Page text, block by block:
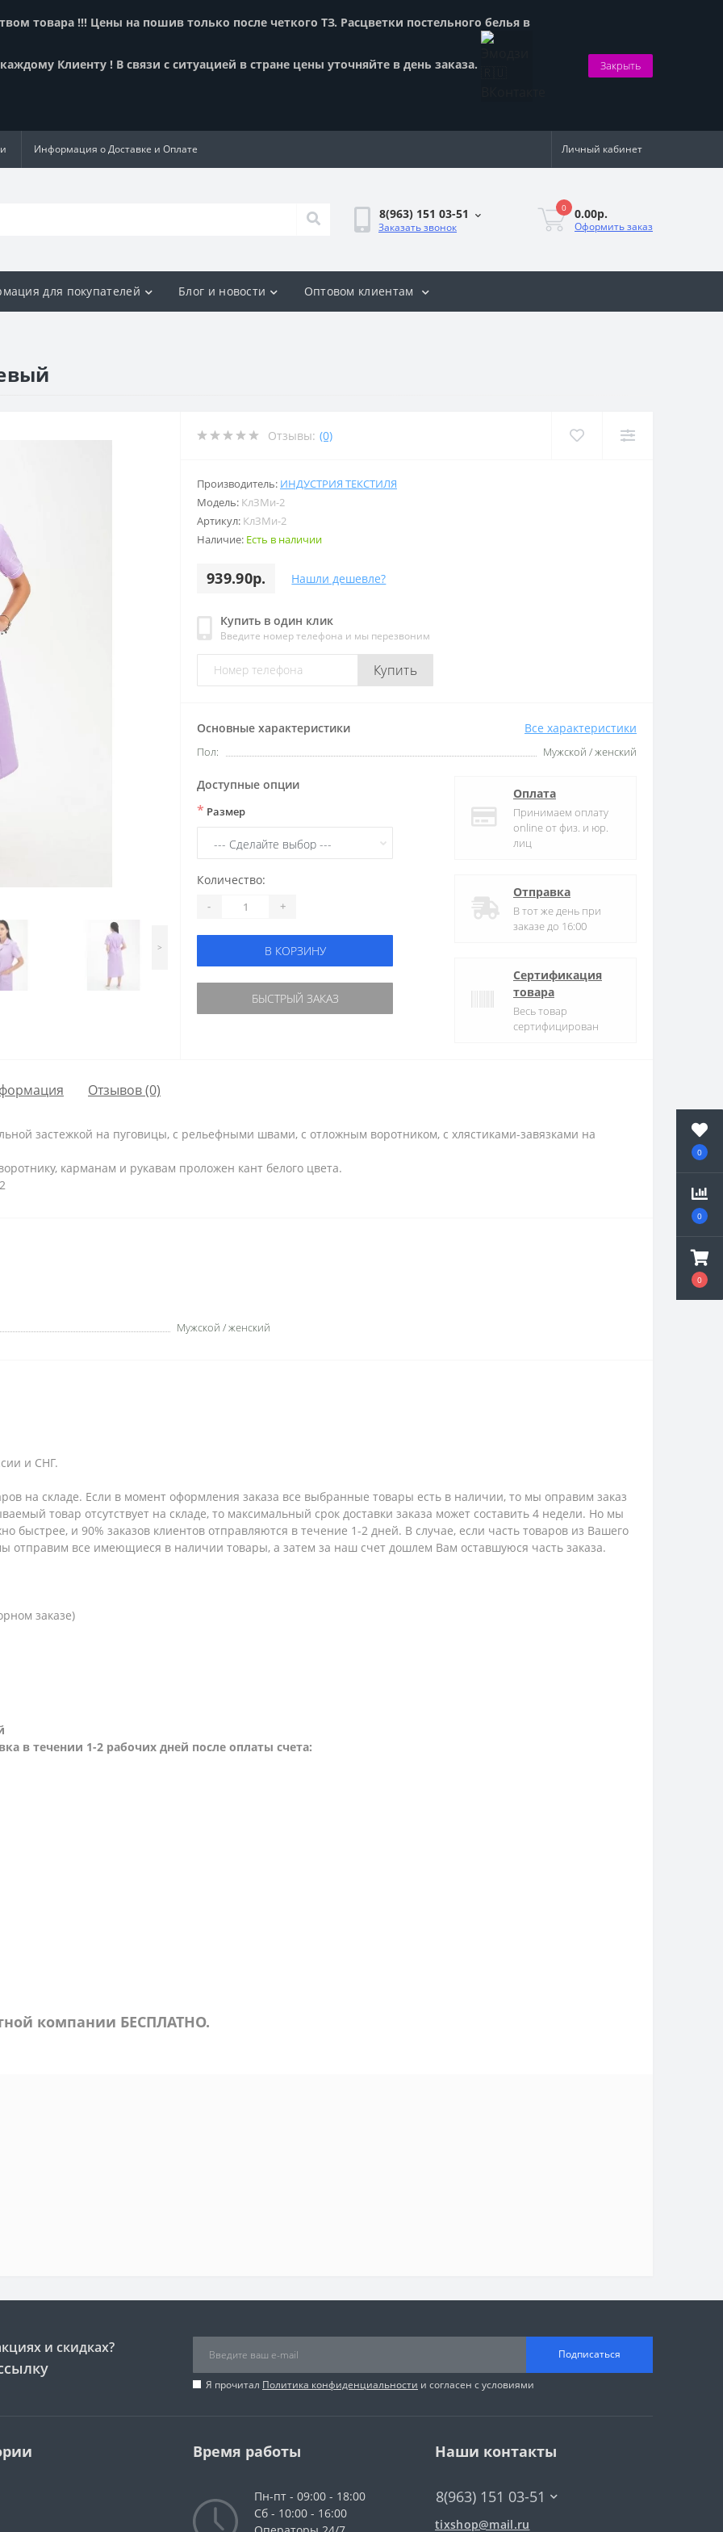
0
0
0
товара !!! Цены на пошив только после четкого ТЗ. Расцветки постельного белья в
Клиенту ! В связи с ситуацией в стране цены уточняйте в день заказа. Закрыть
Информация о Доставке и Оплате Личный кабинет
8(963) 151 03-51
Заказать звонок
0 0.00р.
Оформить заказ
для покупателей Блог и новости Оптовом клиентам
>
Отзывы: (0)
Производитель: ИНДУСТРИЯ ТЕКСТИЛЯ
Модель: КлЗМи-2
Артикул: КлЗМи-2
Наличие: Есть в наличии
939.90р. Нашли дешевле?
Купить в один клик
Введите номер телефона и мы перезвоним
Купить
Основные характеристики Все характеристики
Пол: Мужской / женский
Доступные опции
* Размер
Количество:
- +
В КОРЗИНУ
БЫСТРЫЙ ЗАКАЗ
Оплата
Принимаем оплату
online от физ. и юр.
лиц
Отправка
В тот же день при
заказе до 16:00
Сертификация
товара
Весь товар
сертифицирован
Отзывов (0)
застежкой на пуговицы, с рельефными швами, с отложным воротником, с хлястиками-завязками на
карманам и рукавам проложен кант белого цвета.
Мужской / женский
и СНГ.
на складе. Если в момент оформления заказа все выбранные товары есть в наличии, то мы оправим заказ
товар отсутствует на складе, то максимальный срок доставки заказа может составить 4 недели. Но мы
быстрее, и 90% заказов клиентов отправляются в течение 1-2 дней. В случае, если часть товаров из Вашего
отправим все имеющиеся в наличии товары, а затем за наш счет дошлем Вам оставшуюся часть заказа.
заказе)
в течении 1-2 рабочих дней после оплаты счета:
компании БЕСПЛАТНО.
и скидках? Подписаться
Я прочитал Политика конфиденциальности и согласен с условиями
Время работы
Пн-пт - 09:00 - 18:00
Сб - 10:00 - 16:00
Наши контакты
8(963) 151 03-51
tixshop@mail.ru